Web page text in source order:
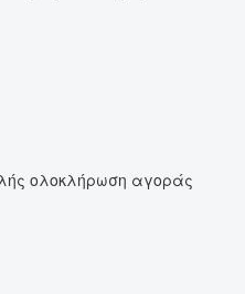
ολοκλήρωση αγοράς